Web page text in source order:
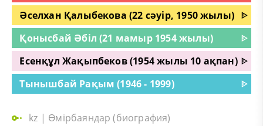
Әселхан Қалыбекова (22 сәуір, 1950 жылы) ᐈ
Қонысбай Әбіл (21 мамыр 1954 жылы)
ᐈ
Есенқұл Жақыпбеков (1954 жылы 10 ақпан) ᐈ
Тынышбай Рақым (1946 - 1999)
ᐈ
kz | Өмірбаяндар (биография)